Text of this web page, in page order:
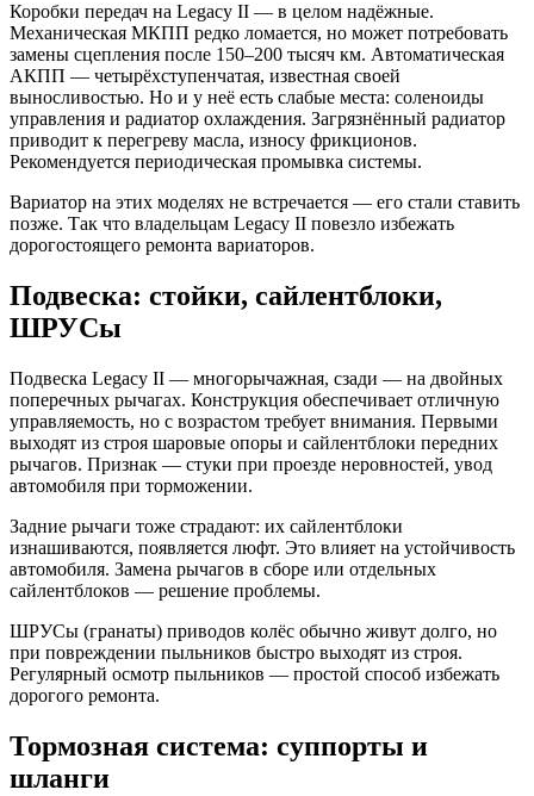
Коробки передач на Legacy II — в целом надёжные.
Механическая МКПП редко ломается, но может потребовать
замены сцепления после 150–200 тысяч км. Автоматическая
АКПП — четырёхступенчатая, известная своей
выносливостью. Но и у неё есть слабые места: соленоиды
управления и радиатор охлаждения. Загрязнённый радиатор
приводит к перегреву масла, износу фрикционов.
Рекомендуется периодическая промывка системы.
Вариатор на этих моделях не встречается — его стали ставить
позже. Так что владельцам Legacy II повезло избежать
дорогостоящего ремонта вариаторов.
Подвеска: стойки, сайлентблоки,
ШРУСы
Подвеска Legacy II — многорычажная, сзади — на двойных
поперечных рычагах. Конструкция обеспечивает отличную
управляемость, но с возрастом требует внимания. Первыми
выходят из строя шаровые опоры и сайлентблоки передних
рычагов. Признак — стуки при проезде неровностей, увод
автомобиля при торможении.
Задние рычаги тоже страдают: их сайлентблоки
изнашиваются, появляется люфт. Это влияет на устойчивость
автомобиля. Замена рычагов в сборе или отдельных
сайлентблоков — решение проблемы.
ШРУСы (гранаты) приводов колёс обычно живут долго, но
при повреждении пыльников быстро выходят из строя.
Регулярный осмотр пыльников — простой способ избежать
дорогого ремонта.
Тормозная система: суппорты и
шланги